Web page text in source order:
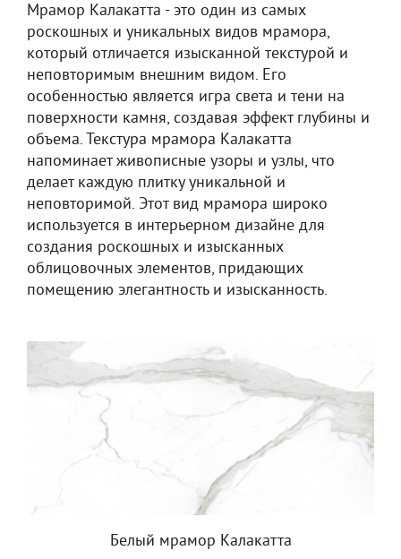
Мрамор Калакатта - это один из самых
роскошных и уникальных видов мрамора,
который отличается изысканной текстурой и
неповторимым внешним видом. Его
особенностью является игра света и тени на
поверхности камня, создавая эффект глубины и
объема. Текстура мрамора Калакатта
напоминает живописные узоры и узлы, что
делает каждую плитку уникальной и
неповторимой. Этот вид мрамора широко
используется в интерьерном дизайне для
создания роскошных и изысканных
облицовочных элементов, придающих
помещению элегантность и изысканность.
Белый мрамор Калакатта